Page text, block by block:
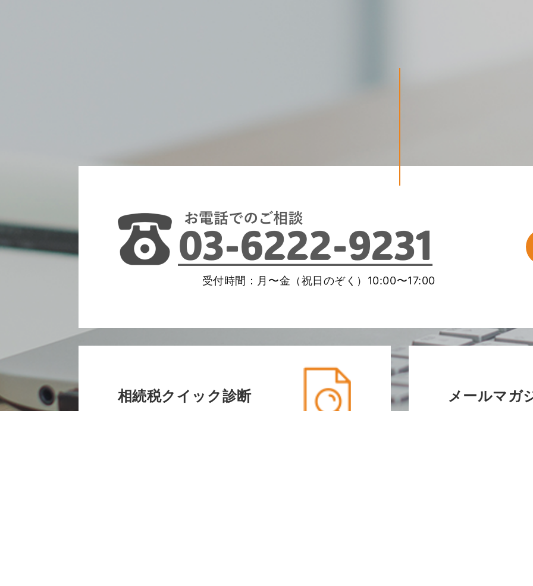
受付時間：月〜金（祝日のぞく）10:00〜17:00
相続税クイック診断 メールマガ